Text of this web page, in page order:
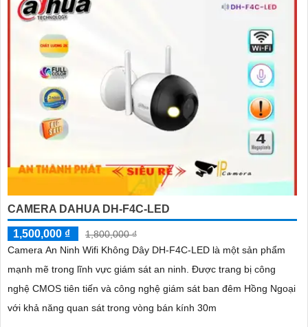
CAMERA DAHUA DH-F4C-LED
1,500,000 ₫
1,800,000 ₫
Camera An Ninh Wifi Không Dây DH-F4C-LED là một sản phẩm
mạnh mẽ trong lĩnh vực giám sát an ninh. Được trang bị công
nghệ CMOS tiên tiến và công nghệ giám sát ban đêm Hồng Ngoại
với khả năng quan sát trong vòng bán kính 30m